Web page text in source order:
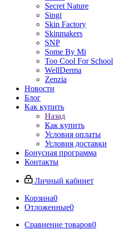
Secret Nature
Singi
Skin Factory
Skinmakers
SNP
Some By Mi
Too Cool For School
WellDerma
Zenzia
Новости
Блог
Как купить
Назад
Как купить
Условия оплаты
Условия доставки
Бонусная программа
Контакты
Личный кабинет
Корзина0
Отложенные0
Сравнение товаров0